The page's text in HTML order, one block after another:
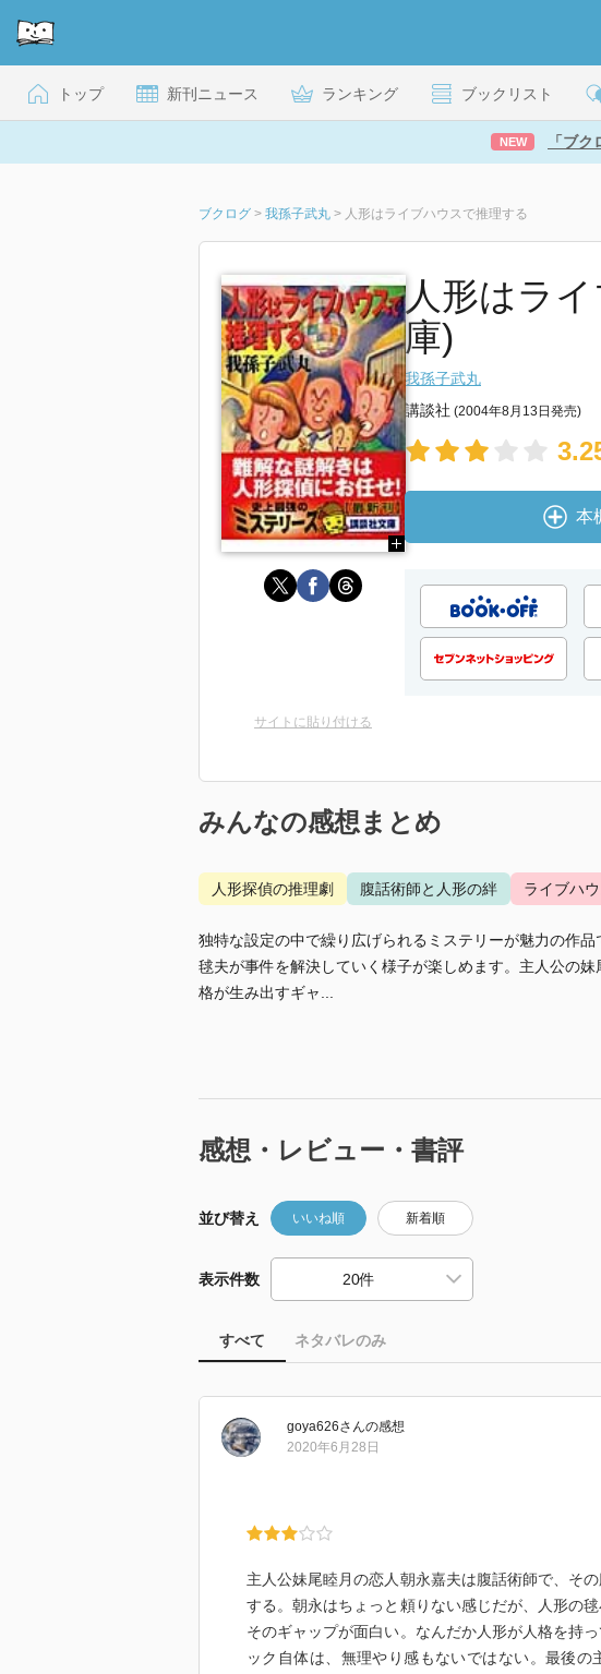
トップ 新刊ニュース ランキング ブックリスト
NEW 「ブ
ブクログ > 我孫子武丸 > 人形はライブハウスで推理する
人形はラ
庫)
我孫子武丸
講談社 (2004年8月13日発売)
本
サイトに貼り付ける
みんなの感想まとめ
人形探偵の推理劇 腹話術師と人形の絆 ライブハ
独特な設定の中で繰り広げられるミステリーが魅力の作
毬夫が事件を解決していく様子が楽しめます。主人公の
格が生み出すギャ...
感想・レビュー・書評
並び替え いいね順 新着順
表示件数
すべて ネタバレのみ
goya626さんの感想
2020年6月28日
主人公妹尾睦月の恋人朝永嘉夫は腹話術師で、そ
する。朝永はちょっと頼りない感じだが、人形の
そのギャップが面白い。なんだか人形が人格を持
ック自体は、無理やり感もないではない。最後